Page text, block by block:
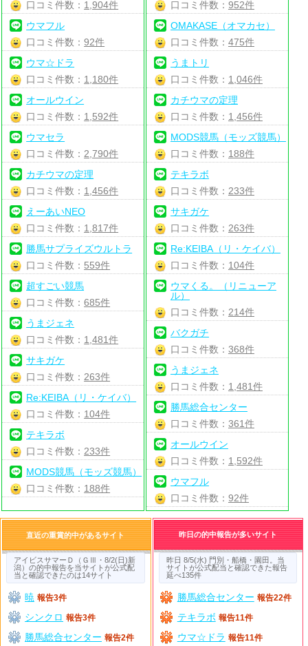
口コミ件数： 1,904件
ウマフル
口コミ件数：92件
ウマ☆ドラ
口コミ件数： 1,180件
オールウイン
口コミ件数： 1,592件
ウマセラ
口コミ件数： 2,790件
カチウマの定理
口コミ件数： 1,456件
えーあいNEO
口コミ件数： 1,817件
勝馬サプライズウルトラ
口コミ件数： 559件
超すごい競馬
口コミ件数：685件
うまジェネ
口コミ件数： 1,481件
サキガケ
口コミ件数： 263件
Re:KEIBA（リ・ケイバ）
口コミ件数： 104件
テキラボ
口コミ件数： 233件
MODS競馬（モッズ競馬）
口コミ件数： 188件
口コミ件数： 952件
OMAKASE（オマカセ）
口コミ件数： 475件
うまトリ
口コミ件数： 1,046件
カチウマの定理
口コミ件数： 1,456件
MODS競馬（モッズ競馬）
口コミ件数： 188件
テキラボ
口コミ件数： 233件
サキガケ
口コミ件数： 263件
Re:KEIBA（リ・ケイバ）
口コミ件数： 104件
ウマくる。（リニューア
ル）
口コミ件数： 214件
バクガチ
口コミ件数： 368件
うまジェネ
口コミ件数： 1,481件
勝馬総合センター
口コミ件数： 361件
オールウイン
口コミ件数： 1,592件
ウマフル
口コミ件数： 92件
直近の重賞的中があるサイト
アイビスサマーＤ（ＧⅢ・8/2(日)新
潟）の的中報告を当サイトが公式配
当と確認できたのは14サイト
暁 報告3件
シンクロ 報告3件
勝馬総合センター 報告2件
昨日の的中報告が多いサイト
昨日 8/5(水) 門別・船橋・園田。当
サイトが公式配当と確認できた報告
延べ135件
勝馬総合センター 報告22件
テキラボ 報告11件
ウマ☆ドラ 報告11件